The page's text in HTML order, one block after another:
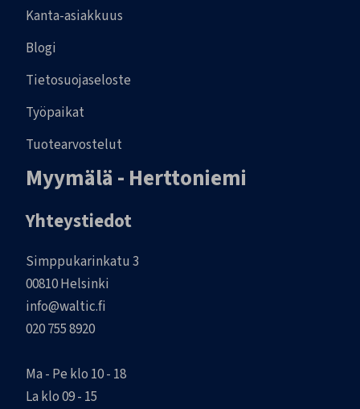
Kanta-asiakkuus
Blogi
Tietosuojaseloste
Työpaikat
Tuotearvostelut
Myymälä - Herttoniemi
Yhteystiedot
Simppukarinkatu 3
00810 Helsinki
info@waltic.fi
020 755 8920
Ma - Pe klo 10 - 18
La klo 09 - 15